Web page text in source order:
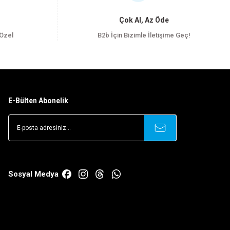
Çok Al, Az Öde
B2b İçin Bizimle İletişime Geç!
E-Bülten Abonelik
Sosyal Medya